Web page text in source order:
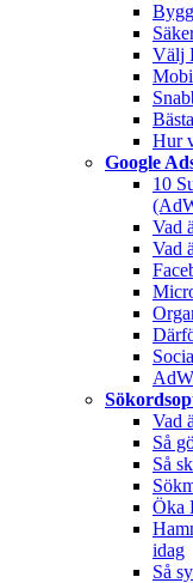
Välj
Hur
Google
10
Vad
Vad
Vad
Så
Så
Öka
idag
Så